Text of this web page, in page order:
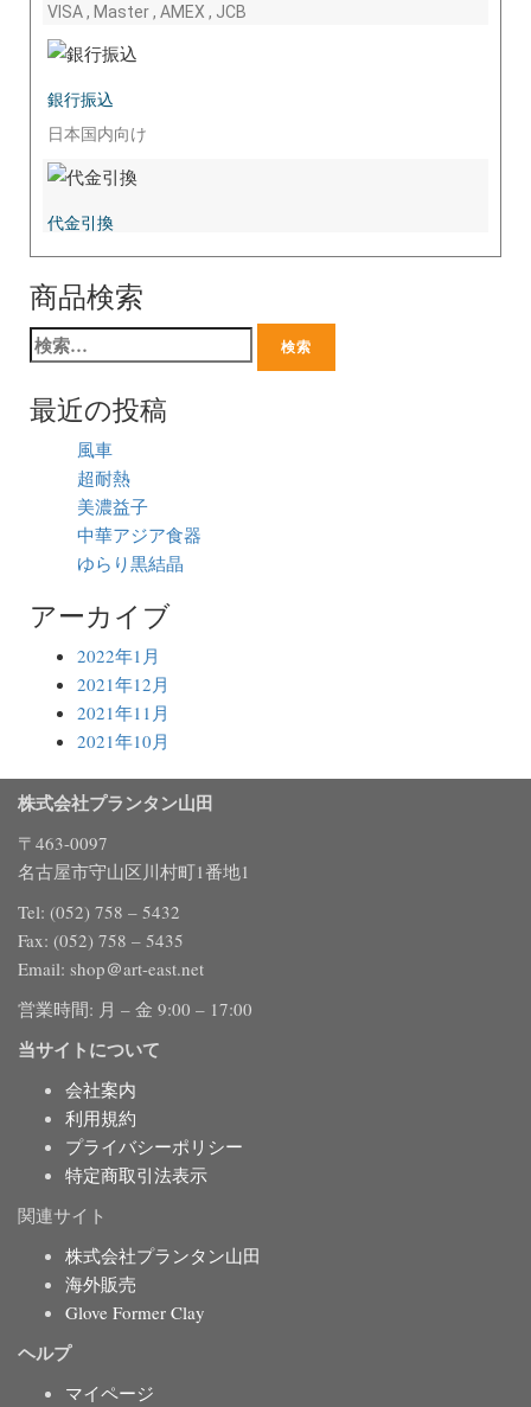
VISA , Master , AMEX , JCB
銀行振込
日本国内向け
代金引換
商品検索
最近の投稿
風車
超耐熱
美濃益子
中華アジア食器
ゆらり黒結晶
アーカイブ
2022年1月
2021年12月
2021年11月
2021年10月
株式会社プランタン山田
〒463-0097
名古屋市守山区川村町1番地1
Tel: (052) 758 – 5432
Fax: (052) 758 – 5435
Email: shop＠art-east.net
営業時間: 月 – 金 9:00 – 17:00
当サイトについて
会社案内
利用規約
プライバシーポリシー
特定商取引法表示
関連サイト
株式会社プランタン山田
海外販売
Glove Former Clay
ヘルプ
マイページ